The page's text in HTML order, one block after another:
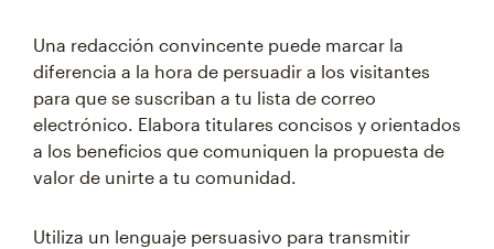
Una redacción convincente puede marcar la
diferencia a la hora de persuadir a los visitantes
para que se suscriban a tu lista de correo
electrónico. Elabora titulares concisos y orientados
a los beneficios que comuniquen la propuesta de
valor de unirte a tu comunidad.
Utiliza un lenguaje persuasivo para transmitir